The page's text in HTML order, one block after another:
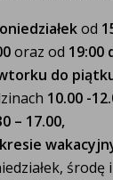
od
oraz od 19:00
do
10.00 -
– 17.00,
środę